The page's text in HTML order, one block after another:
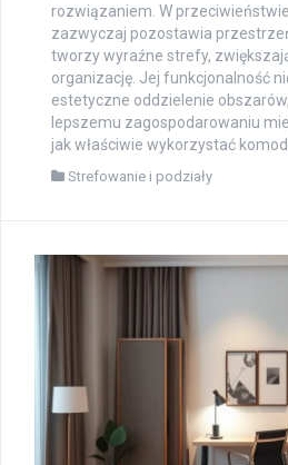
rozwiązaniem. W
zazwyczaj pozostawia
tworzy wyraźne strefy,
organizację. Jej funkcjonalność
estetyczne oddzielenie
lepszemu zagospodarowaniu
jak właściwie wykorzystać
Strefowanie i podziały